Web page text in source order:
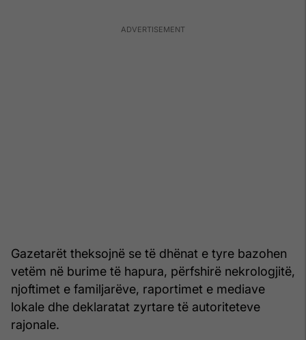
Gazetarët theksojnë se të dhënat e tyre bazohen
vetëm në burime të hapura, përfshirë nekrologjitë,
njoftimet e familjarëve, raportimet e mediave
lokale dhe deklaratat zyrtare të autoriteteve
rajonale.